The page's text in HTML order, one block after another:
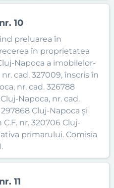
10
preluarea în
în proprietatea
Napoca a imobilelor-
cad. 327009, înscris în
nr. cad. 326788
Napoca, nr. cad.
Cluj-Napoca și
nr. 320706 Cluj-
primarului. Comisia
11